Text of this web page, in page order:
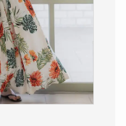
想夫恋はなぜ高い？
人気の理由と安く買
える方法も解説！
アレクサンドルドゥ
パリはなぜ高い？な